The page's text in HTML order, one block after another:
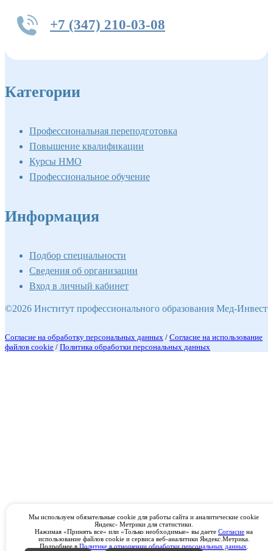
+7 (347) 210-03-08
Категории
Профессиональная переподготовка
Повышение квалификации
Курсы НМО
Профессиональное обучение
Информация
Подбор специальности
Сведения об организации
Вход в личный кабинет
©2026 Институт профессионального образования Мед-Инвест
Согласие на обработку персональных данных / Согласие на использование
файлов cookie / Политика обработки персональных данных
Мы используем обязательные cookie для работы сайта и аналитические cookie
Яндекс- Метрики для статистики.
Нажимая «Принять все» или «Только необходимые» вы даете Согласие на
использование файлов cookie и сервиса веб-аналитики Яндекс.Метрика.
Подробнее в Политике в отношении обработки персональных данных